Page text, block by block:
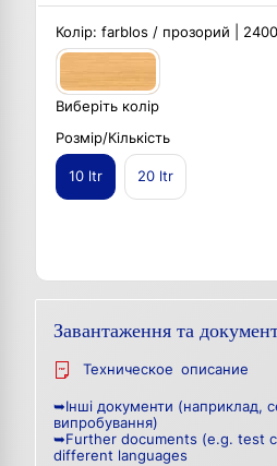
Колір: farblos / прозорий | 2400
Виберіть колір
Розмір/Кількість
10 ltr 20 ltr
Завантаження та
Техническое описание
➥Інші документи (наприклад,
випробування)
➥Further documents (e.g. test
different languages